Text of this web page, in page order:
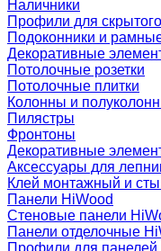
Наличники
Профили для
Подоконники и
Декоративные
Потолочные розетки
Потолочные плитки
Колонны и
Пилястры
Фронтоны
Декоративные
Аксессуары для
Клей монтажный и
Панели HiWood
Стеновые панели
Панели отделочные
Профили для панелей